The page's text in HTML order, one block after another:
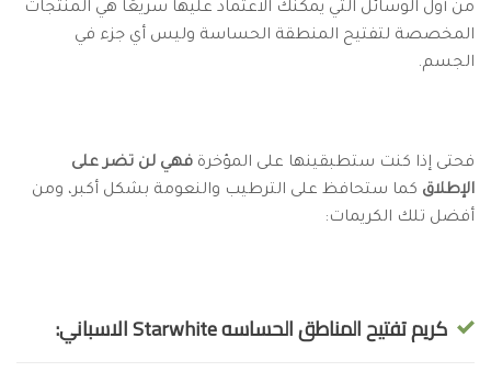
من أول الوسائل التي يمكنك الاعتماد عليها سريعًا هي المنتجات
المخصصة لتفتيح المنطقة الحساسة وليس أي جزء في
الجسم.
فحتى إذا كنت ستطبقينها على المؤخرة فهي لن تضر على
الإطلاق كما ستحافظ على الترطيب والنعومة بشكل أكبر، ومن
أفضل تلك الكريمات:
كريم تفتيح المناطق الحساسه Starwhite الاسباني: